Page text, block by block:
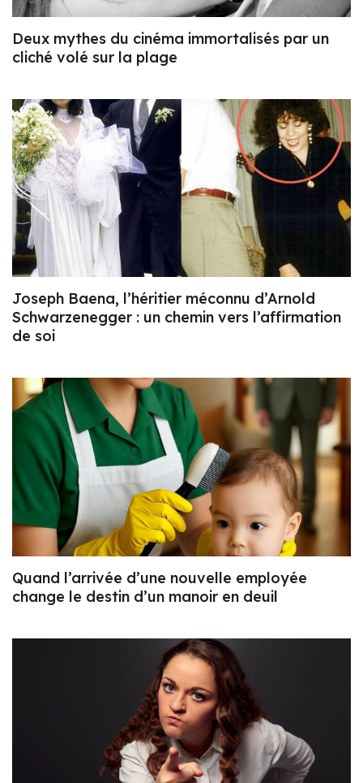
Deux mythes du cinéma immortalisés par un
cliché volé sur la plage
Joseph Baena, l’héritier méconnu d’Arnold
Schwarzenegger : un chemin vers l’affirmation
de soi
Quand l’arrivée d’une nouvelle employée
change le destin d’un manoir en deuil